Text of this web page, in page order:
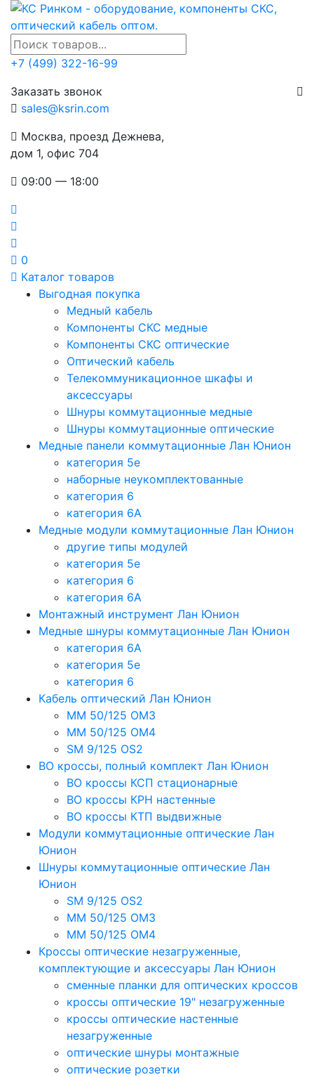
+7 (499) 322-16-99
Заказать звонок
sales@ksrin.com
Москва, проезд Дежнева,
дом 1, офис 704
09:00 — 18:00
0
Каталог товаров
Выгодная покупка
Медный кабель
Компоненты СКС медные
Компоненты СКС оптические
Оптический кабель
Телекоммуникационное шкафы и
аксессуары
Шнуры коммутационные медные
Шнуры коммутационные оптические
Медные панели коммутационные Лан Юнион
категория 5e
наборные неукомплектованные
категория 6
категория 6A
Медные модули коммутационные Лан Юнион
другие типы модулей
категория 5е
категория 6
категория 6A
Монтажный инструмент Лан Юнион
Медные шнуры коммутационные Лан Юнион
категория 6A
категория 5e
категория 6
Кабель оптический Лан Юнион
MM 50/125 OM3
MM 50/125 OM4
SM 9/125 OS2
ВО кроссы, полный комплект Лан Юнион
ВО кроссы КСП стационарные
ВО кроссы КРН настенные
ВО кроссы КТП выдвижные
Модули коммутационные оптические Лан
Юнион
Шнуры коммутационные оптические Лан
Юнион
SM 9/125 OS2
MM 50/125 OM3
MM 50/125 OM4
Кроссы оптические незагруженные,
комплектующие и аксессуары Лан Юнион
сменные планки для оптических кроссов
кроссы оптические 19" незагруженные
кроссы оптические настенные
незагруженные
оптические шнуры монтажные
оптические розетки